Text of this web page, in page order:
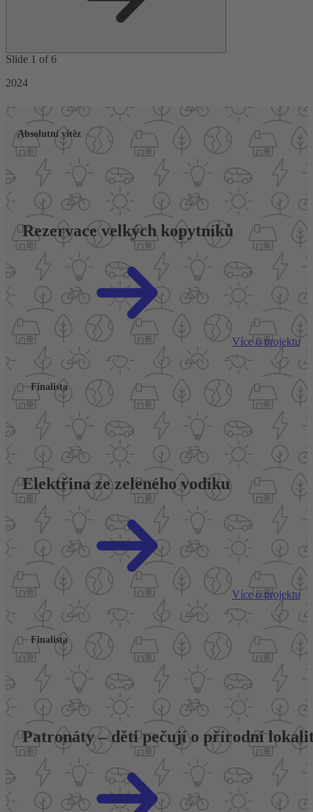
Slide 1 of 6
2024
Absolutní vítěz
Rezervace velkých kopytníků
Více o projektu
Finalista
Elektřina ze zeleného vodíku
Více o projektu
Finalista
Patronáty – děti pečují o přírodní